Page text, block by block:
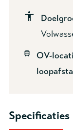
OV-
Specificaties